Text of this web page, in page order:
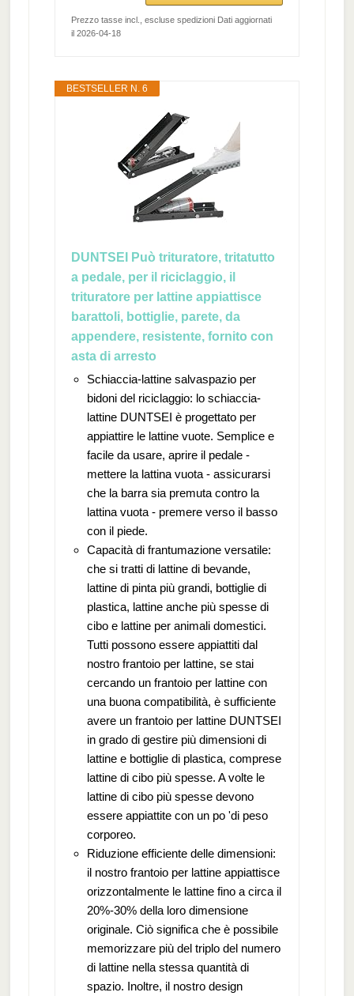
Prezzo tasse incl., escluse spedizioni Dati aggiornati
il 2026-04-18
BESTSELLER N. 6
DUNTSEI Può trituratore, tritatutto
a pedale, per il riciclaggio, il
trituratore per lattine appiattisce
barattoli, bottiglie, parete, da
appendere, resistente, fornito con
asta di arresto
Schiaccia-lattine salvaspazio per
bidoni del riciclaggio: lo schiaccia-
lattine DUNTSEI è progettato per
appiattire le lattine vuote. Semplice e
facile da usare, aprire il pedale -
mettere la lattina vuota - assicurarsi
che la barra sia premuta contro la
lattina vuota - premere verso il basso
con il piede.
Capacità di frantumazione versatile:
che si tratti di lattine di bevande,
lattine di pinta più grandi, bottiglie di
plastica, lattine anche più spesse di
cibo e lattine per animali domestici.
Tutti possono essere appiattiti dal
nostro frantoio per lattine, se stai
cercando un frantoio per lattine con
una buona compatibilità, è sufficiente
avere un frantoio per lattine DUNTSEI
in grado di gestire più dimensioni di
lattine e bottiglie di plastica, comprese
lattine di cibo più spesse. A volte le
lattine di cibo più spesse devono
essere appiattite con un po 'di peso
corporeo.
Riduzione efficiente delle dimensioni:
il nostro frantoio per lattine appiattisce
orizzontalmente le lattine fino a circa il
20%-30% della loro dimensione
originale. Ciò significa che è possibile
memorizzare più del triplo del numero
di lattine nella stessa quantità di
spazio. Inoltre, il nostro design